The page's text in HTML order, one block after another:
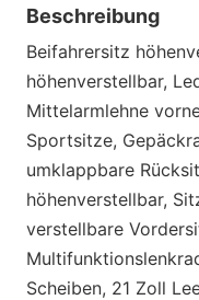
Beschreibung
Beifahrersitz
höhenverstellbar,
Mittelarmlehne
Sportsitze,
umklappbare
höhenverstellbar,
verstellbare
Scheiben, 21 Zoll